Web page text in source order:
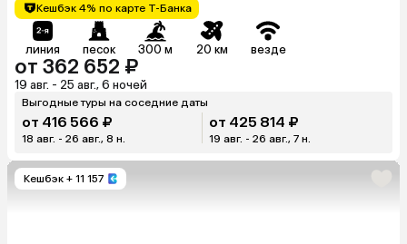
Кешбэк 4% по карте Т-Банка
линия песок 300 м 20 км везде
от 362 652 ₽
19 авг. - 25 авг., 6 ночей
Выгодные туры на соседние даты
от 416 566 ₽
18 авг. - 26 авг., 8 н.
от 425 814 ₽
19 авг. - 26 авг., 7 н.
Кешбэк + 11 157